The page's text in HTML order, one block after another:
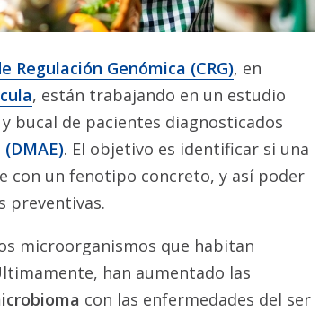
Regulación Genómica (CRG), en
, están trabajando en un estudio
bucal de pacientes diagnosticados
. El objetivo es identificar si una
con un fenotipo concreto, y así poder
preventivas.
microorganismos que habitan
han aumentado las
con las enfermedades del ser